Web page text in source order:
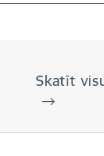
Skatīt